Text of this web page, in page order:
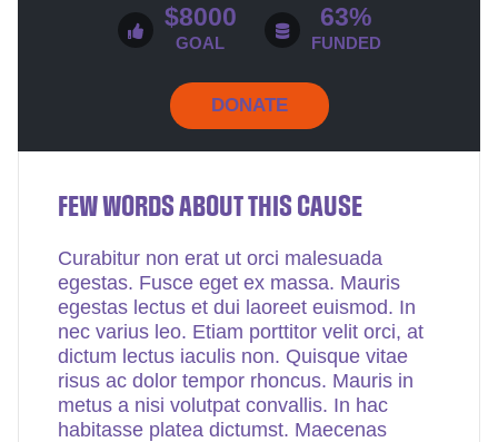
$8000
GOAL
63%
FUNDED
DONATE
FEW WORDS ABOUT THIS CAUSE
Curabitur non erat ut orci malesuada
egestas. Fusce eget ex massa. Mauris
egestas lectus et dui laoreet euismod. In
nec varius leo. Etiam porttitor velit orci, at
dictum lectus iaculis non. Quisque vitae
risus ac dolor tempor rhoncus. Mauris in
metus a nisi volutpat convallis. In hac
habitasse platea dictumst. Maecenas